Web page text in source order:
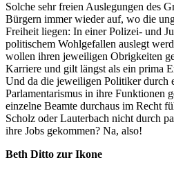
Solche sehr freien Auslegungen des
Bürgern immer wieder auf, wo die
Freiheit liegen: In einer Polizei- und
politischem Wohlgefallen auslegt
wollen ihren jeweiligen Obrigkeiten
Karriere und gilt längst als ein prima
Und da die jeweiligen Politiker durch
Parlamentarismus in ihre Funktionen
einzelne Beamte durchaus im Recht
Scholz oder Lauterbach nicht durch
ihre Jobs gekommen? Na, also!
Beth Ditto zur Ikone